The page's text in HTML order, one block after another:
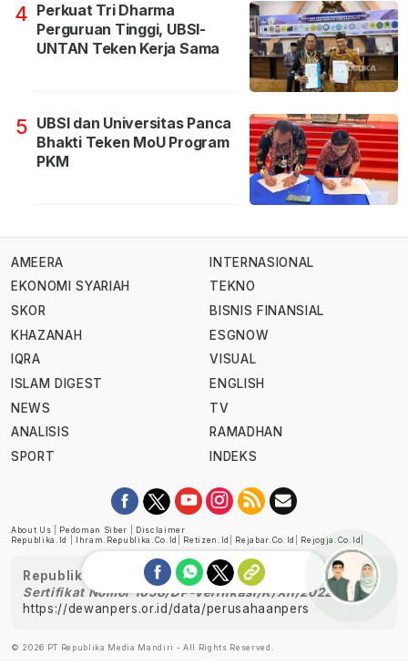
4 Perkuat Tri Dharma
Perguruan Tinggi, UBSI-
UNTAN Teken Kerja Sama
5 UBSI dan Universitas Panca
Bhakti Teken MoU Program
PKM
AMEERA
EKONOMI SYARIAH
SKOR
KHAZANAH
IQRA
ISLAM DIGEST
NEWS
ANALISIS
SPORT
INTERNASIONAL
TEKNO
BISNIS FINANSIAL
ESGNOW
VISUAL
ENGLISH
TV
RAMADHAN
INDEKS
About Us Pedoman Siber
Disclaimer
Republika.id
Ihram.republika.co.id Retizen.id Rejabar.co.id Rejogja.co.id
Republika telah diverifikasi oleh Dewan Pers
Sertifikat Nomor 1058/DP-Verifikasi/K/XII/2022
https://dewanpers.or.id/data/perusahaanpers
© 2026 PT Republika Media Mandiri - All Rights Reserved.